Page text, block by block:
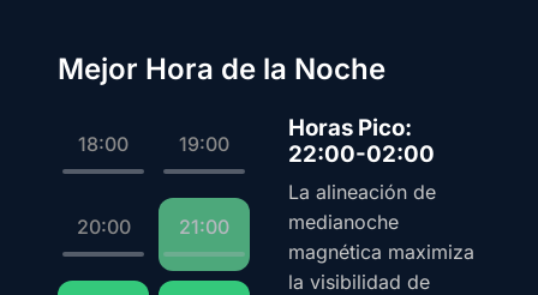
Mejor Hora de la Noche
18:00 19:00
20:00 21:00
Horas Pico:
22:00-02:00
La alineación de
medianoche
magnética maximiza
la visibilidad de